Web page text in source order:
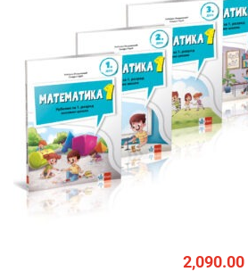
2,090.00